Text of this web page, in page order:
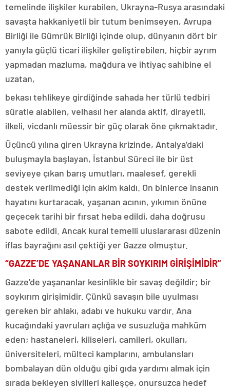
temelinde ilişkiler kurabilen, Ukrayna-Rusya arasındaki
savaşta hakkaniyetli bir tutum benimseyen, Avrupa
Birliği ile Gümrük Birliği içinde olup, dünyanın dört bir
yanıyla güçlü ticari ilişkiler geliştirebilen, hiçbir ayrım
yapmadan mazluma, mağdura ve ihtiyaç sahibine el
uzatan,
bekası tehlikeye girdiğinde sahada her türlü tedbiri
süratle alabilen, velhasıl her alanda aktif, dirayetli,
ilkeli, vicdanlı müessir bir güç olarak öne çıkmaktadır.
Üçüncü yılına giren Ukrayna krizinde, Antalya’daki
buluşmayla başlayan, İstanbul Süreci ile bir üst
seviyeye çıkan barış umutları, maalesef, gerekli
destek verilmediği için akim kaldı. On binlerce insanın
hayatını kurtaracak, yaşanan acının, yıkımın önüne
geçecek tarihi bir fırsat heba edildi, daha doğrusu
sabote edildi. Ancak kural temelli uluslararası düzenin
iflas bayrağını asıl çektiği yer Gazze olmuştur.
“GAZZE’DE YAŞANANLAR BİR SOYKIRIM GİRİŞİMİDİR”
Gazze’de yaşananlar kesinlikle bir savaş değildir; bir
soykırım girişimidir. Çünkü savaşın bile uyulması
gereken bir ahlakı, adabı ve hukuku vardır. Ana
kucağındaki yavruları açlığa ve susuzluğa mahküm
eden; hastaneleri, kiliseleri, camileri, okulları,
üniversiteleri, mülteci kamplarını, ambulansları
bombalayan dün olduğu gibi gıda yardımı almak için
sırada bekleyen sivilleri kalleşçe, onursuzca hedef